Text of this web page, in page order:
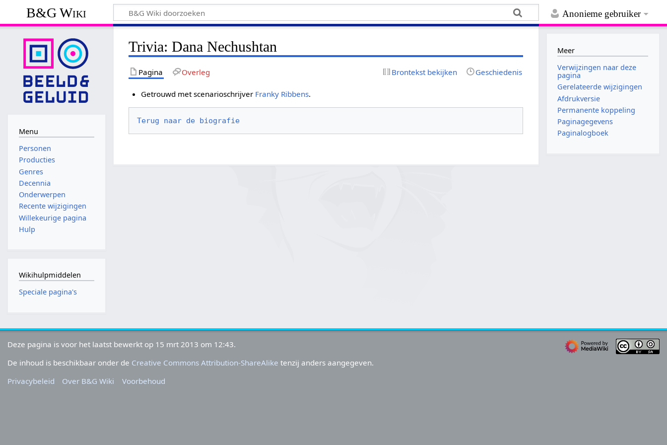
Anonieme gebruiker
B&G Wiki
Trivia: Dana Nechushtan
Pagina Overleg Brontekst bekijken Geschiedenis
Getrouwd met scenarioschrijver Franky Ribbens.
Terug naar de biografie
Menu
Personen
Producties
Genres
Decennia
Onderwerpen
Recente wijzigingen
Willekeurige pagina
Hulp
Wikihulpmiddelen
Speciale pagina's
Meer
Verwijzingen naar deze
pagina
Gerelateerde wijzigingen
Afdrukversie
Permanente koppeling
Paginagegevens
Paginalogboek
Deze pagina is voor het laatst bewerkt op 15 mrt 2013 om 12:43.
De inhoud is beschikbaar onder de Creative Commons Attribution-ShareAlike tenzij anders aangegeven.
Privacybeleid
Over B&G Wiki Voorbehoud